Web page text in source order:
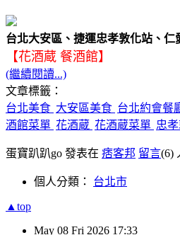
台北大安區、捷運忠孝敦化站、仁
【花酒蔵 餐酒館】
(繼續閱讀...)
文章標籤：
台北美食 大安區美食 台北約會餐
酒館菜單 花酒蔵 花酒蔵菜單 忠
蛋寶趴趴go 發表在 痞客邦 留言(6)
個人分類： 台北市
▲top
May 08 Fri 2026 17:33